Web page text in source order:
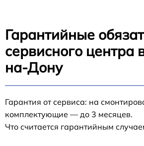
Гарантийные
сервисного центра
на-Дону
Гарантия от сервиса: на
комплектующие — до 3 месяцев.
Что считается гарантийным